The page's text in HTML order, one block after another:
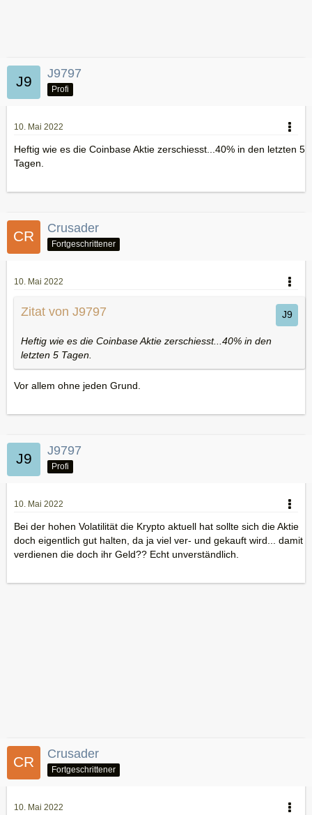
J9797
Profi
10. Mai 2022
Heftig wie es die Coinbase Aktie zerschiesst...40% in den letzten 5
Tagen.
Crusader
Fortgeschrittener
10. Mai 2022
Zitat von J9797
Heftig wie es die Coinbase Aktie zerschiesst...40% in den
letzten 5 Tagen.
Vor allem ohne jeden Grund.
J9797
Profi
10. Mai 2022
Bei der hohen Volatilität die Krypto aktuell hat sollte sich die Aktie
doch eigentlich gut halten, da ja viel ver- und gekauft wird... damit
verdienen die doch ihr Geld?? Echt unverständlich.
Crusader
Fortgeschrittener
10. Mai 2022